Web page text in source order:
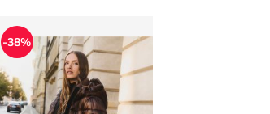
Kurtka damska na jesień OCHNIK
-38%